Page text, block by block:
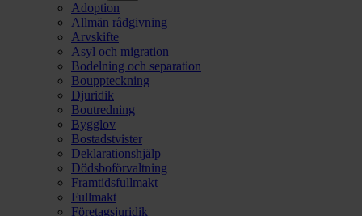
Adoption
Allmän rådgivning
Arvskifte
Asyl och migration
Bodelning och separation
Bouppteckning
Djuridik
Boutredning
Bygglov
Bostadstvister
Deklarationshjälp
Dödsboförvaltning
Framtidsfullmakt
Fullmakt
Företagsjuridik